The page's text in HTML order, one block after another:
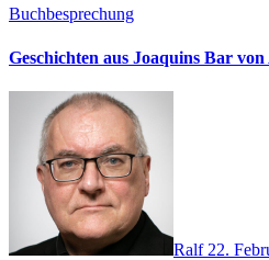
Buchbesprechung
Geschichten aus Joaquins Bar
Ralf 22.